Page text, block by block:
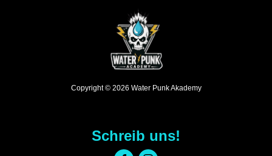
Copyright © 2026 Water Punk Akademy
Schreib uns!